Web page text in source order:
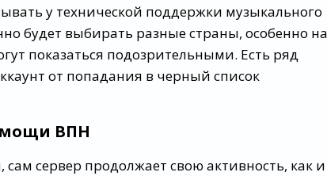
у технической поддержки музыкального
будет выбирать разные страны, особенно на
показаться подозрительными. Есть ряд
от попадания в черный список
ВПН
сервер продолжает свою активность, как и